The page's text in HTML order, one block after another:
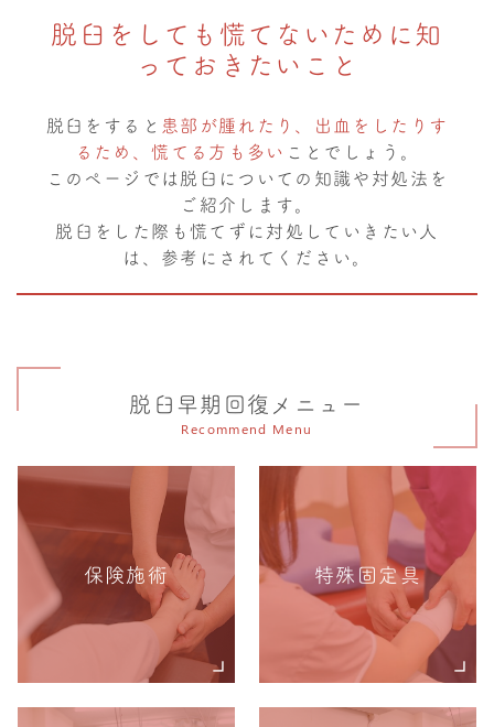
脱臼をしても慌てないために知
っておきたいこと
脱臼をすると 患部が腫れたり、出血をしたりす
るため、慌てる方も多い ことでしょう。
このページでは脱臼についての知識や対処法を
ご紹介します。
脱臼をした際も慌てずに対処していきたい人
は、参考にされてください。
脱臼早期回復メニュー
Recommend Menu
保険施術 特殊固定具